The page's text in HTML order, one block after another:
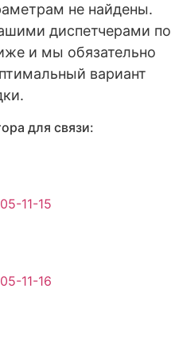
не найдены.
диспетчерами по
и мы обязательно
вариант
для связи:
11-15
11-16